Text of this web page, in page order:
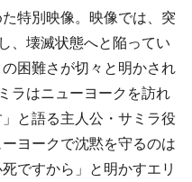
特別映像。映像では、突
、壊滅状態へと陥ってい
困難さが切々と明かされ
ラはニューヨークを訪れ
と語る主人公・サミラ役
ヨークで沈黙を守るのは
ですから」と明かすエリ